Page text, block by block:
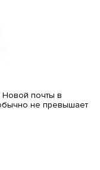
Новой почты в
не превышает